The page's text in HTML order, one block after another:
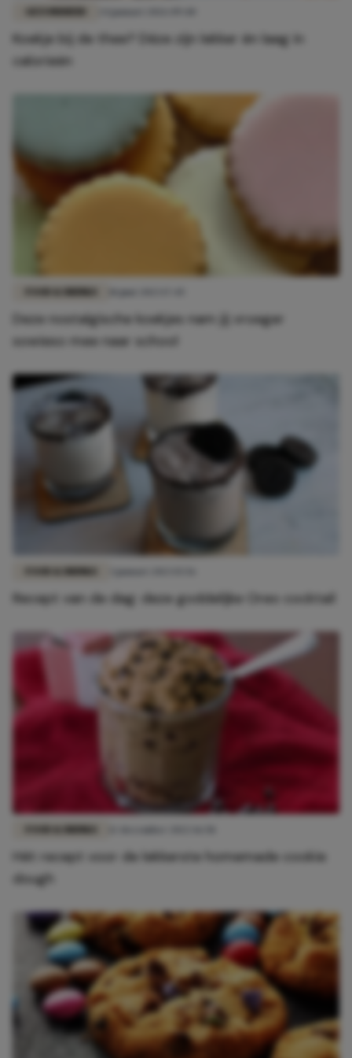
Koekje bij de thee? Déze zijn lekker én laag in
calorieën
Deze nostalgische koekjes nam jij vroeger
sowieso mee naar school
Recept van de dag: deze goddelijke Oreo cocktail
FOOD & DRINKS
Hét recept voor de lekkerste homemade cookie
dough